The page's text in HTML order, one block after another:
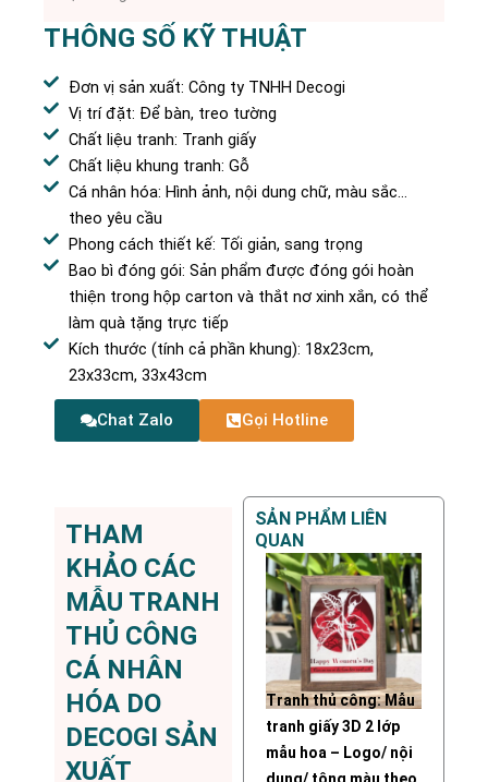
THÔNG SỐ KỸ THUẬT
Đơn vị sản xuất: Công ty TNHH Decogi
Vị trí đặt: Để bàn, treo tường
Chất liệu tranh: Tranh giấy
Chất liệu khung tranh: Gỗ
Cá nhân hóa: Hình ảnh, nội dung chữ, màu sắc…
theo yêu cầu
Phong cách thiết kế: Tối giản, sang trọng
Bao bì đóng gói: Sản phẩm được đóng gói hoàn
thiện trong hộp carton và thắt nơ xinh xắn, có thể
làm quà tặng trực tiếp
Kích thước (tính cả phần khung): 18x23cm,
23x33cm, 33x43cm
Chat Zalo Gọi Hotline
THAM
KHẢO CÁC
MẪU TRANH
THỦ CÔNG
CÁ NHÂN
HÓA DO
DECOGI SẢN
XUẤT
SẢN PHẨM LIÊN
QUAN
Tranh thủ công: Mẫu
tranh giấy 3D 2 lớp
mẫu hoa – Logo/ nội